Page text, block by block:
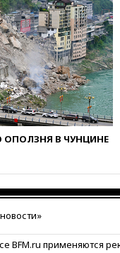
В ЧУНЦИНЕ
BFM.ru применяются